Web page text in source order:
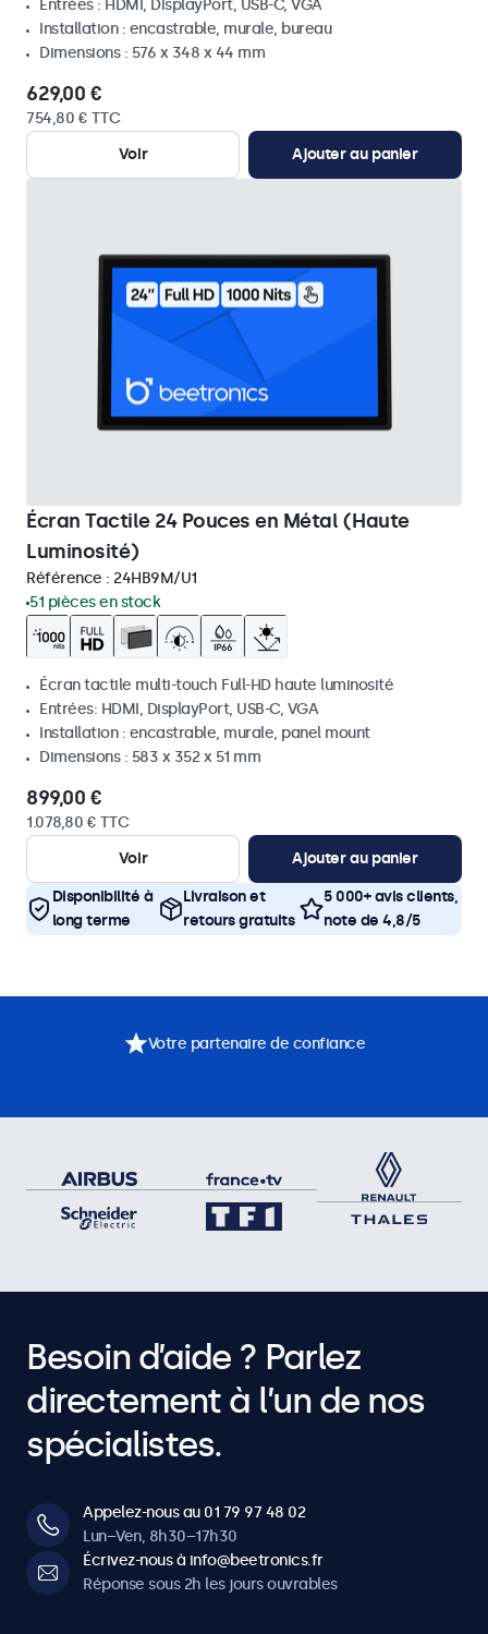
Entrées : HDMI, DisplayPort, USB-C, VGA
Installation : encastrable, murale, bureau
Dimensions : 576 x 348 x 44 mm
629,00 €
754,80 € TTC
Voir
Ajouter au panier
Écran Tactile 24 Pouces en Métal (Haute
Luminosité)
Référence : 24HB9M/U1
51 pièces en stock
Écran tactile multi-touch Full-HD haute luminosité
Entrées: HDMI, DisplayPort, USB-C, VGA
Installation : encastrable, murale, panel mount
Dimensions : 583 x 352 x 51 mm
899,00 €
1.078,80 € TTC
Voir
Ajouter au panier
Disponibilité à
long terme
Livraison et
retours gratuits
5 000+ avis clients,
note de 4,8/5
Votre partenaire de confiance
Besoin d’aide ? Parlez
directement à l’un de nos
spécialistes.
Appelez-nous au 01 79 97 48 02
Lun–Ven, 8h30–17h30
Écrivez-nous à info@beetronics.fr
Réponse sous 2h les jours ouvrables